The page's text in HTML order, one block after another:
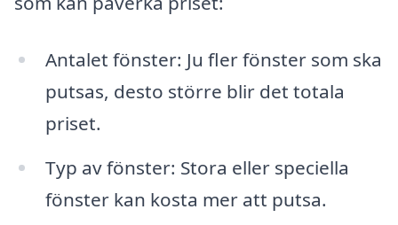
Antalet fönster: Ju fler fönster som ska
putsas, desto större blir det totala
priset.
Typ av fönster: Stora eller speciella
fönster kan kosta mer att putsa.